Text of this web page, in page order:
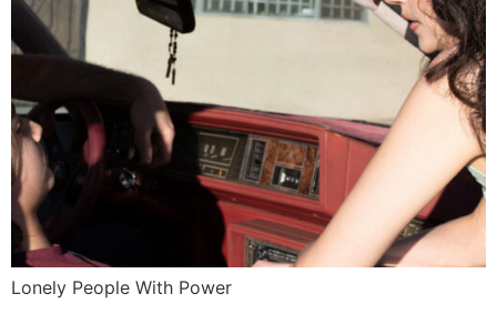
Lonely People With Power